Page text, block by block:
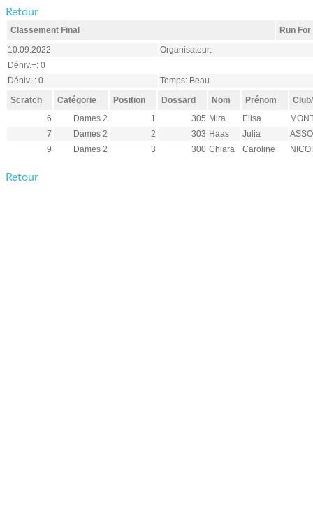
Retour
Classement Final
Run
10.09.2022
Organisateur:
Déniv.+: 0
Déniv.-: 0
Temps: Beau
Scratch
Catégorie Position Dossard Nom Prénom
6
Dames 2 1 305 Mira Elisa
7
Dames 2 2 303 Haas Julia
9
Dames 2 3 300 Chiara Caroline
Retour